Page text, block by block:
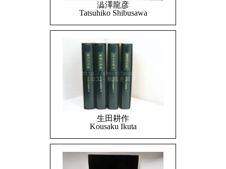
澁澤龍彦
Tatsuhiko Shibusawa
生田耕作
Kousaku Ikuta